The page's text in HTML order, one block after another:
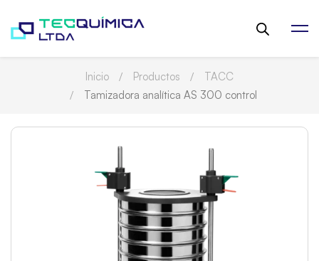
Inicio Productos
TACC
Tamizadora analítica AS 300 control